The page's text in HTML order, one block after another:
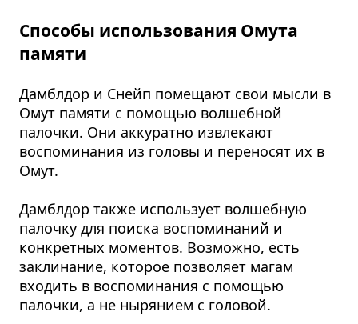
Способы использования Омута
памяти
Дамблдор и Снейп помещают свои мысли в
Омут памяти с помощью волшебной
палочки. Они аккуратно извлекают
воспоминания из головы и переносят их в
Омут.
Дамблдор также использует волшебную
палочку для поиска воспоминаний и
конкретных моментов. Возможно, есть
заклинание, которое позволяет магам
входить в воспоминания с помощью
палочки, а не нырянием с головой.